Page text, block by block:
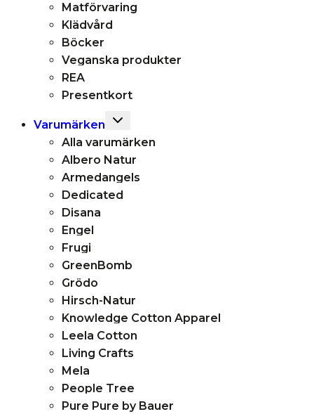
Matförvaring
Klädvård
Böcker
Veganska produkter
REA
Presentkort
Varumärken
Toggle
menu
Alla varumärken
Albero Natur
Armedangels
Dedicated
Disana
Engel
Frugi
GreenBomb
Grödo
Hirsch-Natur
Knowledge Cotton Apparel
Leela Cotton
Living Crafts
Mela
People Tree
Pure Pure by Bauer